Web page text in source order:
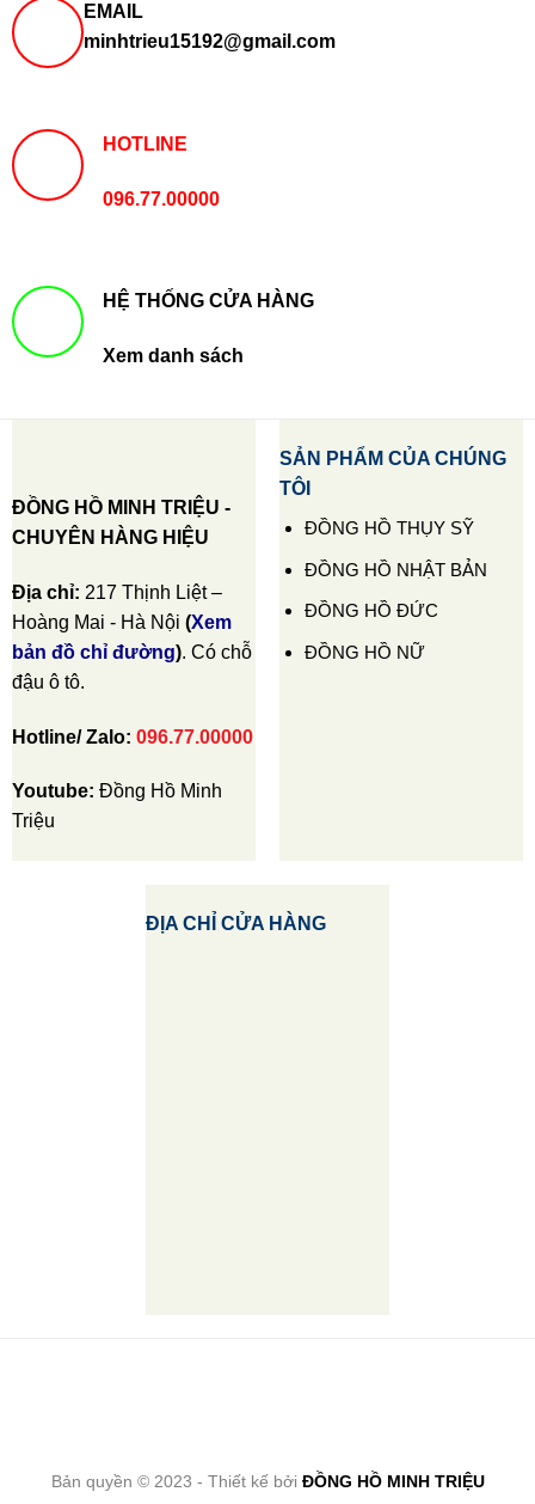
EMAIL
minhtrieu15192@gmail.com
HOTLINE
096.77.00000
HỆ THỐNG CỬA HÀNG
Xem danh sách
ĐỒNG HỒ MINH TRIỆU -
CHUYÊN HÀNG HIỆU
Địa chỉ: 217 Thịnh Liệt –
Hoàng Mai - Hà Nội (Xem
bản đồ chỉ đường). Có chỗ
đậu ô tô.
Hotline/ Zalo: 096.77.00000
Youtube: Đồng Hồ Minh
Triệu
SẢN PHẨM CỦA CHÚNG
TÔI
ĐỒNG HỒ THỤY SỸ
ĐỒNG HỒ NHẬT BẢN
ĐỒNG HỒ ĐỨC
ĐỒNG HỒ NỮ
ĐỊA CHỈ CỬA HÀNG
Bản quyền © 2023 - Thiết kế bởi ĐỒNG HỒ MINH TRIỆU